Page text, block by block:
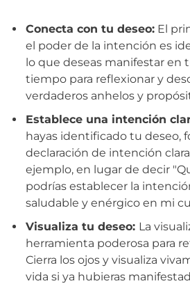
Conecta con tu deseo: El
el poder de la intención es
lo que deseas manifestar en
tiempo para reflexionar y
verdaderos anhelos y
Establece una intención
hayas identificado tu deseo,
declaración de intención
ejemplo, en lugar de decir
podrías establecer la
saludable y enérgico en mi
Visualiza tu deseo: La
herramienta poderosa para
Cierra los ojos y visualiza
vida si ya hubieras